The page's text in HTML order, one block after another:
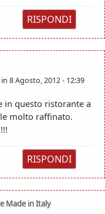
RISPONDI
in 8 Agosto, 2012 - 12:39
in questo ristorante a
molto raffinato.
RISPONDI
Made in Italy